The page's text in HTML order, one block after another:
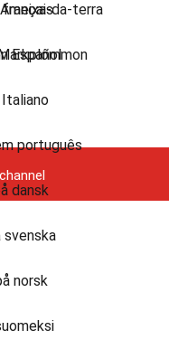
da-terra
Español
português
dansk
norsk